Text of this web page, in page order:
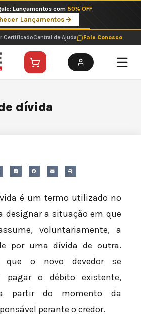
Lançamentos com 50% OFF
Lançamentos
CertificadoCentral de Ajuda Fale Conosco
dívida
é um termo utilizado no
designar a situação em que
voluntariamente, a
por uma dívida de outra.
que o novo devedor se
pagar o débito existente,
a partir do momento da
perante o credor.